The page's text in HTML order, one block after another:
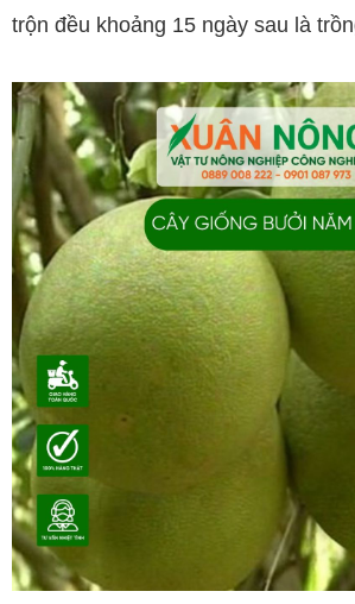
trộn đều khoảng 15 ngày sau là